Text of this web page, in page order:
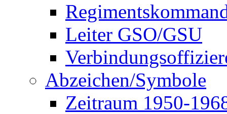
Leiter GSO/GSU
Abzeichen/Symbole
Zeitraum 1950-